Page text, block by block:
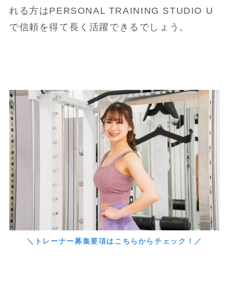
れる方はPERSONAL TRAINING STUDIO U
で信頼を得て長く活躍できるでしょう。
＼トレーナー募集要項はこちらからチェック！／